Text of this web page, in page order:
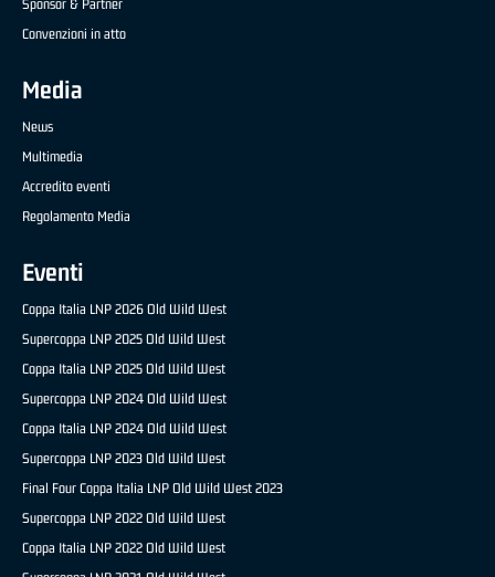
Sponsor & Partner
Convenzioni in atto
Media
News
Multimedia
Accredito eventi
Regolamento Media
Eventi
Coppa Italia LNP 2026 Old Wild West
Supercoppa LNP 2025 Old Wild West
Coppa Italia LNP 2025 Old Wild West
Supercoppa LNP 2024 Old Wild West
Coppa Italia LNP 2024 Old Wild West
Supercoppa LNP 2023 Old Wild West
Final Four Coppa Italia LNP Old Wild West 2023
Supercoppa LNP 2022 Old Wild West
Coppa Italia LNP 2022 Old Wild West